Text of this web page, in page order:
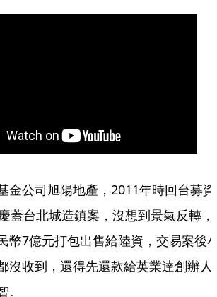
金公司旭陽地產，2011年時回台募資
蓋台北城造鎮案，沒想到景氣反轉，
幣7億元打包出售給陸資，交易案後
沒收到，還得先還款給英業達創辦人